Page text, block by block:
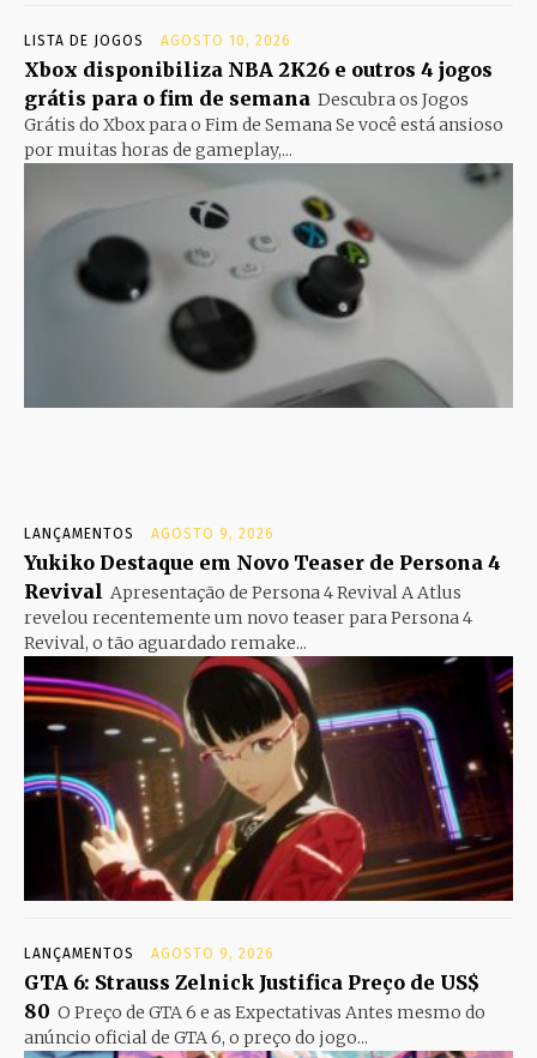
LISTA DE JOGOS AGOSTO 10, 2026
Xbox disponibiliza NBA 2K26 e outros 4 jogos
grátis para o fim de semana Descubra os Jogos
Grátis do Xbox para o Fim de Semana Se você está ansioso
por muitas horas de gameplay,...
LANÇAMENTOS AGOSTO 9, 2026
Yukiko Destaque em Novo Teaser de Persona 4
Revival Apresentação de Persona 4 Revival A Atlus
revelou recentemente um novo teaser para Persona 4
Revival, o tão aguardado remake...
LANÇAMENTOS AGOSTO 9, 2026
GTA 6: Strauss Zelnick Justifica Preço de US$
80 O Preço de GTA 6 e as Expectativas Antes mesmo do
anúncio oficial de GTA 6, o preço do jogo...